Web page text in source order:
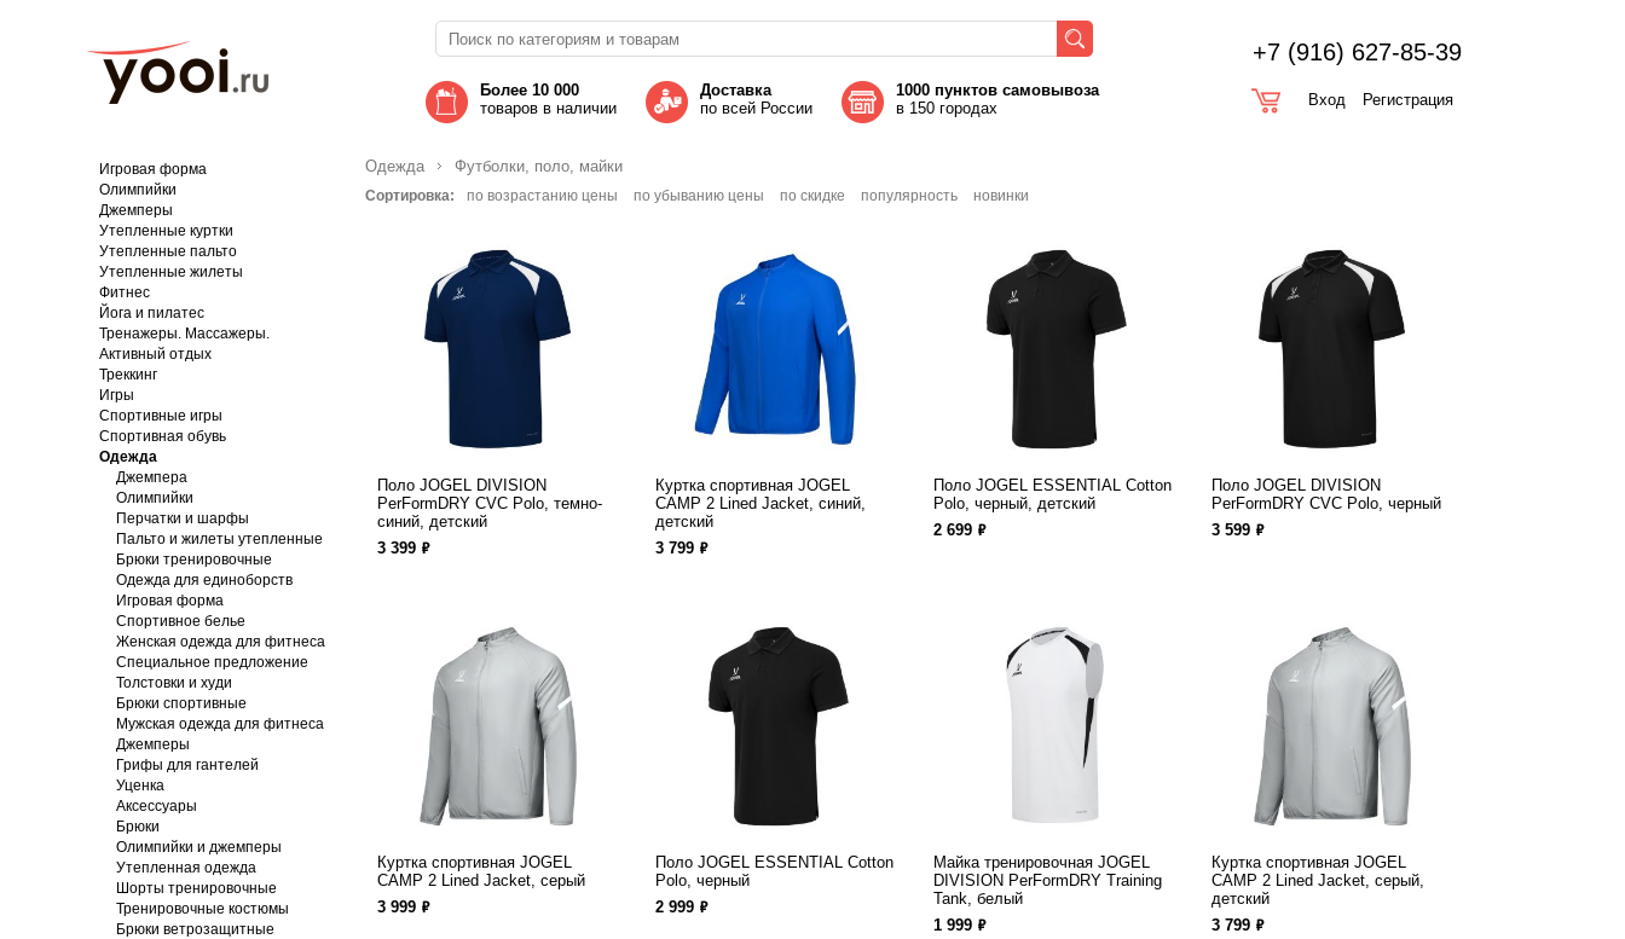
Более 10 000
товаров в наличии
Доставка
по всей России
1000 пунктов самовывоза
в 150 городах
+7 (916) 627-85-39
Вход Регистрация
Игровая форма
Олимпийки
Джемперы
Утепленные куртки
Утепленные пальто
Утепленные жилеты
Фитнес
Йога и пилатес
Тренажеры. Массажеры.
Активный отдых
Треккинг
Игры
Спортивные игры
Спортивная обувь
Одежда
Джемпера
Олимпийки
Перчатки и шарфы
Пальто и жилеты утепленные
Брюки тренировочные
Одежда для единоборств
Игровая форма
Спортивное белье
Женская одежда для фитнеса
Специальное предложение
Толстовки и худи
Брюки спортивные
Мужская одежда для фитнеса
Джемперы
Грифы для гантелей
Уценка
Аксессуары
Брюки
Олимпийки и джемперы
Утепленная одежда
Шорты тренировочные
Тренировочные костюмы
Брюки ветрозащитные
Одежда Футболки, поло, майки
Сортировка: по возрастанию цены по убыванию цены по скидке популярность новинки
Поло JOGEL DIVISION
PerFormDRY CVC Polo, темно-
синий, детский
3 399 ф
Куртка спортивная JOGEL
CAMP 2 Lined Jacket, синий,
детский
3 799 ф
Поло JOGEL ESSENTIAL Cotton
Polo, черный, детский
2 699 ф
Поло JOGEL DIVISION
PerFormDRY CVC Polo, черный
3 599 ф
Куртка спортивная JOGEL
CAMP 2 Lined Jacket, серый
3 999 ф
Поло JOGEL ESSENTIAL Cotton
Polo, черный
2 999 ф
Майка тренировочная JOGEL
DIVISION PerFormDRY Training
Tank, белый
1 999 ф
Куртка спортивная JOGEL
CAMP 2 Lined Jacket, серый,
детский
3 799 ф